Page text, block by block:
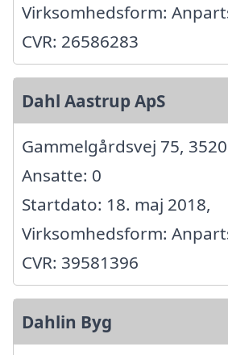
Virksomhedsform:
CVR: 26586283
Dahl Aastrup ApS
Gammelgårdsvej 75,
Ansatte: 0
Startdato: 18. maj 2018,
Virksomhedsform:
CVR: 39581396
Dahlin Byg